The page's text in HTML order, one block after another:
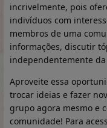
incrivelmente, pois
indivíduos com
membros de uma
informações, discutir
independentemente
Aproveite essa
trocar ideias e fazer
grupo agora mesmo e
comunidade! Para